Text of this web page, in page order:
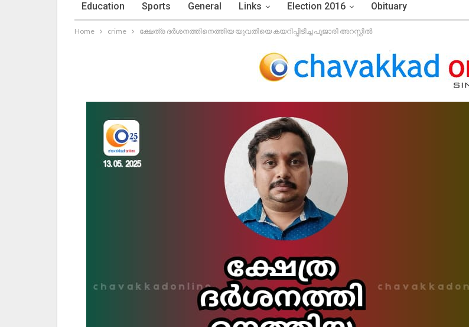
Education Sports General Links Election 2016 Obituary
Home crime ക്ഷേത്ര ദർശനത്തിനെത്തിയ യുവതിയെ കയറിപ്പിടിച്ച പൂജാരി അറസ്റ്റിൽ